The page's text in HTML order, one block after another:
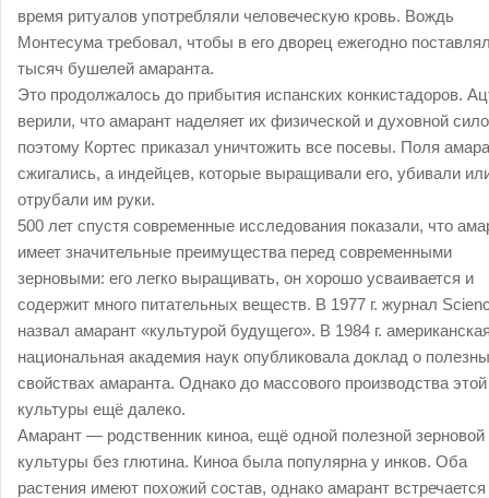
время ритуалов употребляли человеческую кровь. Вождь
Монтесума требовал, чтобы в его дворец ежегодно
тысяч бушелей амаранта.
Это продолжалось до прибытия испанских конкистадоров.
верили, что амарант наделяет их физической и духовной
поэтому Кортес приказал уничтожить все посевы. Поля
сжигались, а индейцев, которые выращивали его, убивали
отрубали им руки.
500 лет спустя современные исследования показали, что
имеет значительные преимущества перед современными
зерновыми: его легко выращивать, он хорошо усваивается и
содержит много питательных веществ. В 1977 г. журнал
назвал амарант «культурой будущего». В 1984 г.
национальная академия наук опубликовала доклад о
свойствах амаранта. Однако до массового производства этой
культуры ещё далеко.
Амарант ― родственник киноа, ещё одной полезной зерновой
культуры без глютина. Киноа была популярна у инков. Оба
растения имеют похожий состав, однако амарант встречается